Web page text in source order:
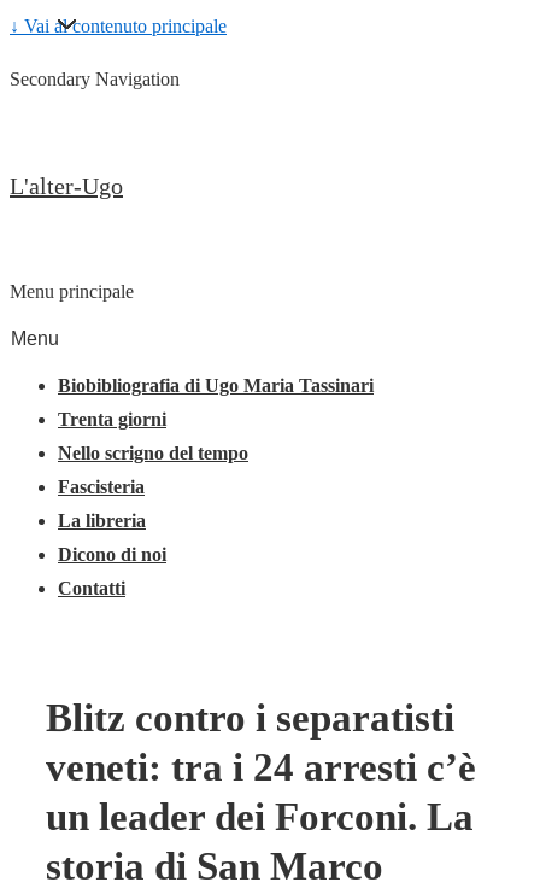
↓ Vai al contenuto principale
Secondary Navigation
L'alter-Ugo
Menu principale
Menu
Biobibliografia di Ugo Maria Tassinari
Trenta giorni
Nello scrigno del tempo
Fascisteria
La libreria
Dicono di noi
Contatti
Blitz contro i separatisti
veneti: tra i 24 arresti c’è
un leader dei Forconi. La
storia di San Marco